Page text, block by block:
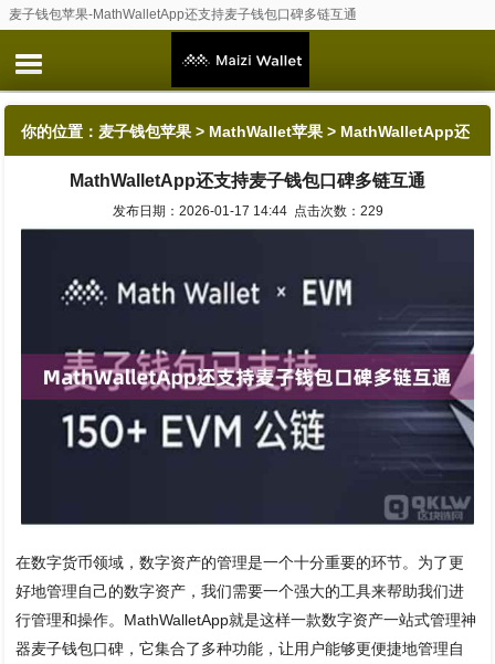
麦子钱包苹果-MathWalletApp还支持麦子钱包口碑多链互通
你的位置： 麦子钱包苹果 > MathWallet苹果 > MathWalletApp还
支持麦子钱包口碑多链互通
MathWalletApp还支持麦子钱包口碑多链互通
发布日期：2026-01-17 14:44 点击次数：229
在数字货币领域，数字资产的管理是一个十分重要的环节。为了更
好地管理自己的数字资产，我们需要一个强大的工具来帮助我们进
行管理和操作。MathWalletApp就是这样一款数字资产一站式管理神
器麦子钱包口碑，它集合了多种功能，让用户能够更便捷地管理自